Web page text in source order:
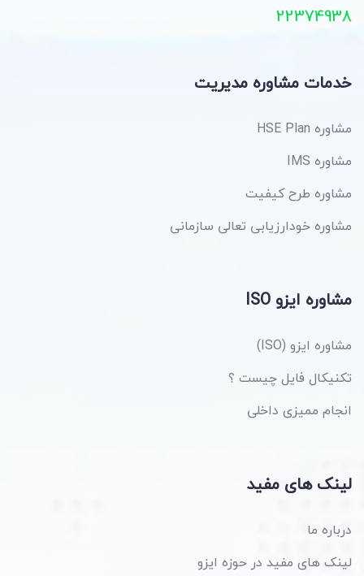
22374938
خدمات مشاوره مدیریت
مشاوره HSE Plan
مشاوره IMS
مشاوره طرح کیفیت
مشاوره خودارزیابی تعالی سازمانی
مشاوره ایزو ISO
مشاوره ایزو (ISO)
تکنیکال فایل چیست ؟
انجام ممیزی داخلی
لینک های مفید
درباره ما
لینک های مفید در حوزه ایزو